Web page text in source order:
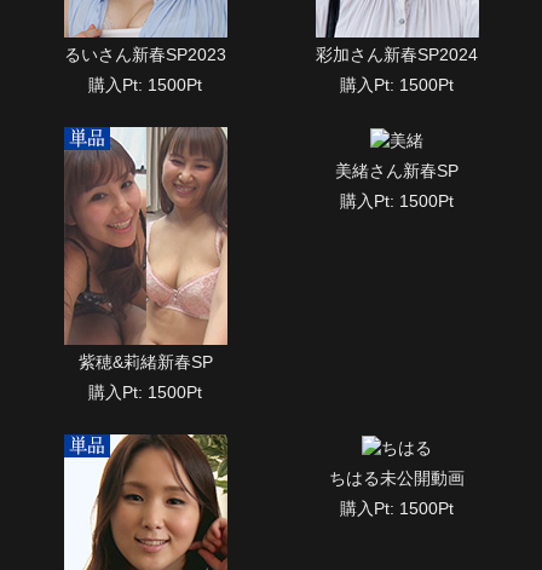
るいさん新春SP2023
購入Pt: 1500Pt
彩加さん新春SP2024
購入Pt: 1500Pt
紫穂&莉緒新春SP
購入Pt: 1500Pt
美緒さん新春SP
購入Pt: 1500Pt
ちはる未公開動画
購入Pt: 1500Pt